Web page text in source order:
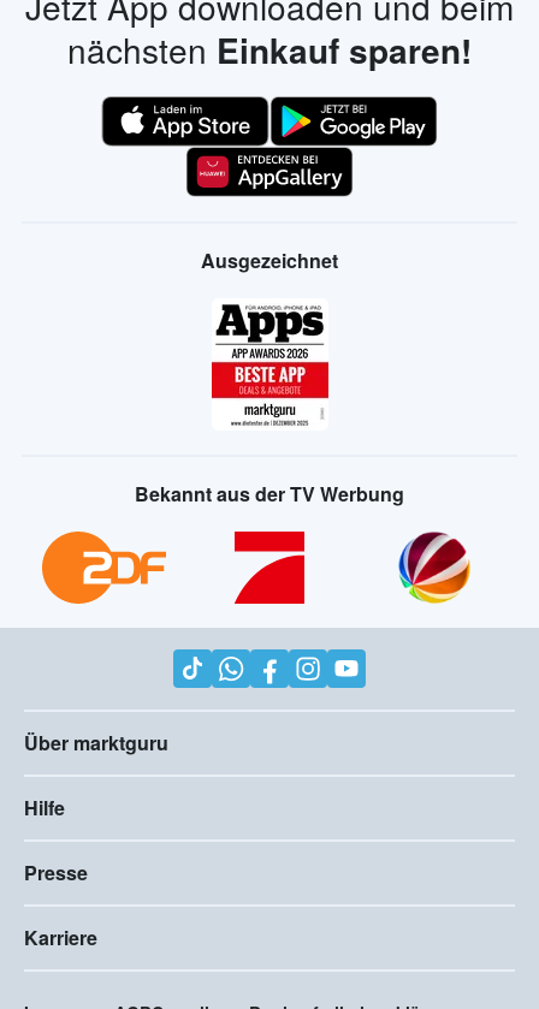
nächsten Einkauf sparen!
Ausgezeichnet
Bekannt aus der TV Werbung
Über marktguru
Hilfe
Presse
Karriere